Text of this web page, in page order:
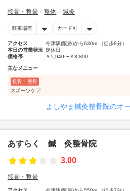
接骨・整骨 整体 鍼灸
駐車場有 カード可
アクセス
今津駅(阪急)から630m （徒歩8分）
本日の営業状況 定休日
価格帯
￥5,940〜￥8,800
主なメニュー
接骨・整骨
スポーツケア
よしやま鍼灸整骨院のオ
あすらく 鍼 灸整骨院
3.00
接骨・整骨